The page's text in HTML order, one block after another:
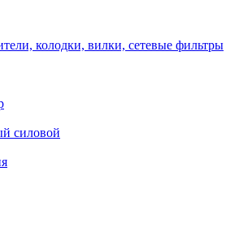
колодки, вилки, сетевые фильтры
силовой